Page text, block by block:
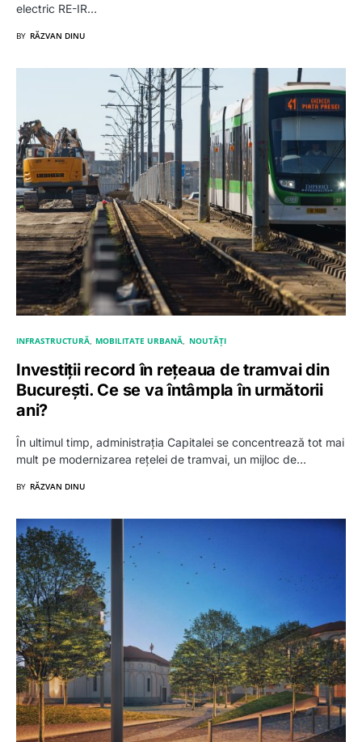
electric RE-IR…
BY RĂZVAN DINU
INFRASTRUCTURĂ MOBILITATE URBANĂ NOUTĂȚI
Investiții record în rețeaua de tramvai din
București. Ce se va întâmpla în următorii
ani?
În ultimul timp, administrația Capitalei se concentrează tot mai
mult pe modernizarea rețelei de tramvai, un mijloc de…
BY RĂZVAN DINU